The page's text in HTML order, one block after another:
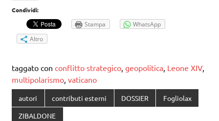
Condividi:
Stampa
WhatsApp
Altro
taggato con conflitto strategico, geopolitica, Leone XIV,
multipolarismo, vaticano
autori contributi esterni DOSSIER Fogliolax
ZIBALDONE